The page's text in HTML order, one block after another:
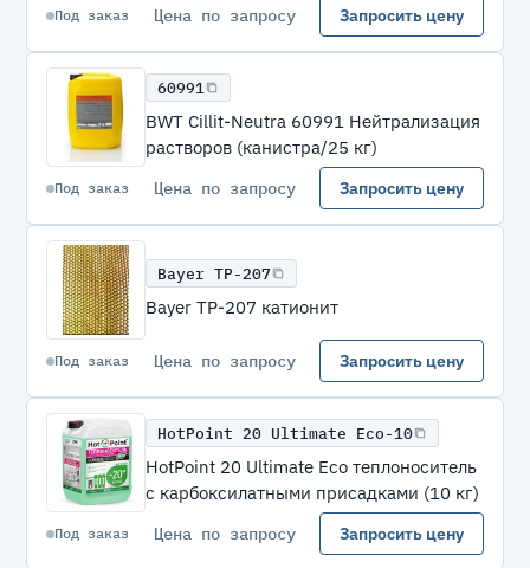
Под заказ Цена по запросу Запросить цену
60991
BWT Cillit-Neutra 60991 Нейтрализация
растворов (канистра/25 кг)
Под заказ Цена по запросу Запросить цену
Bayer TP-207
Bayer TP-207 катионит
Под заказ Цена по запросу Запросить цену
HotPoint 20 Ultimate Eco-10
HotPoint 20 Ultimate Eco теплоноситель
с карбоксилатными присадками (10 кг)
Под заказ Цена по запросу Запросить цену